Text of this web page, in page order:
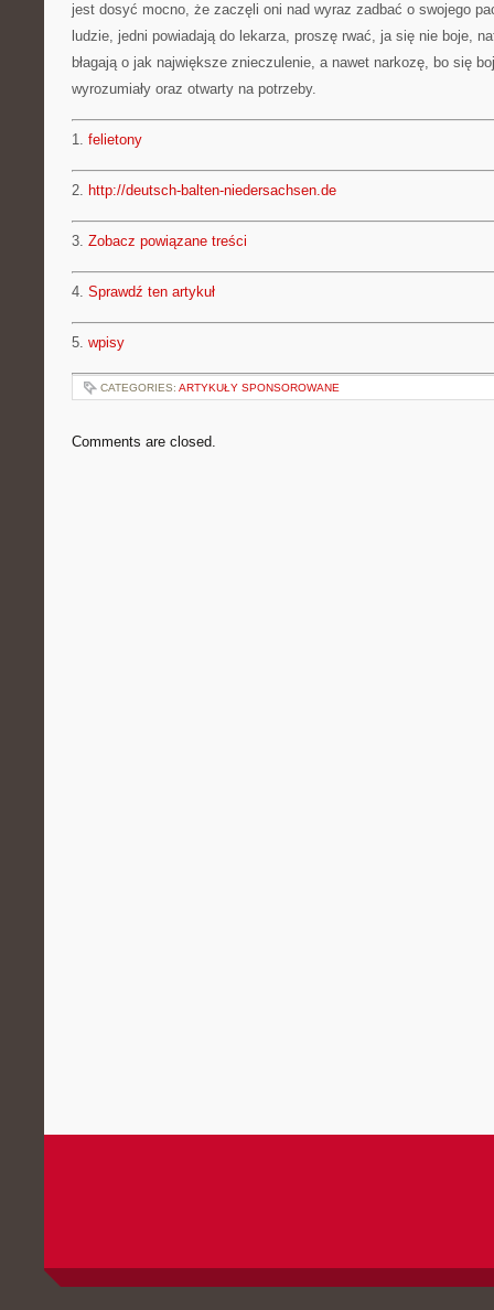
jest dosyć mocno, że zaczęli oni nad wyraz zadbać o swojego
ludzie, jedni powiadają do lekarza, proszę rwać, ja się nie boje,
błagają o jak największe znieczulenie, a nawet narkozę, bo się
wyrozumiały oraz otwarty na potrzeby.
1. felietony
2. http://deutsch-balten-niedersachsen.de
3. Zobacz powiązane treści
4. Sprawdź ten artykuł
5. wpisy
CATEGORIES: ARTYKUŁY SPONSOROWANE
Comments are closed.